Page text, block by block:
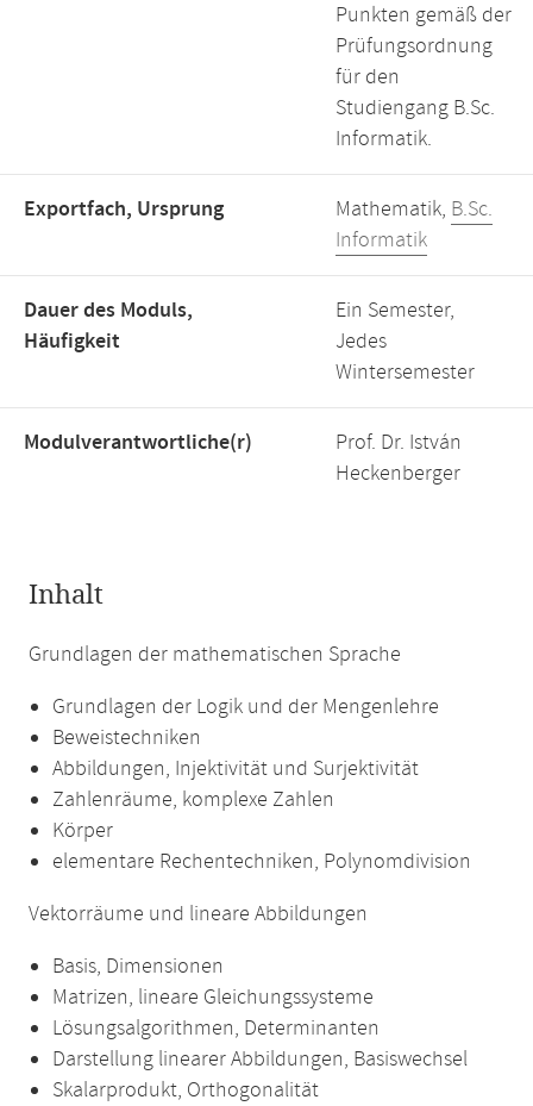
Punkten gemäß der
Prüfungsordnung
für den
Studiengang B.Sc.
Informatik.
Exportfach, Ursprung Mathematik, B.Sc.
Informatik
Dauer des Moduls,
Häufigkeit
Ein Semester,
Jedes
Wintersemester
Modulverantwortliche(r)
Prof. Dr. István
Heckenberger
Inhalt
Grundlagen der mathematischen Sprache
Grundlagen der Logik und der Mengenlehre
Beweistechniken
Abbildungen, Injektivität und Surjektivität
Zahlenräume, komplexe Zahlen
Körper
elementare Rechentechniken, Polynomdivision
Vektorräume und lineare Abbildungen
Basis, Dimensionen
Matrizen, lineare Gleichungssysteme
Lösungsalgorithmen, Determinanten
Darstellung linearer Abbildungen, Basiswechsel
Skalarprodukt, Orthogonalität